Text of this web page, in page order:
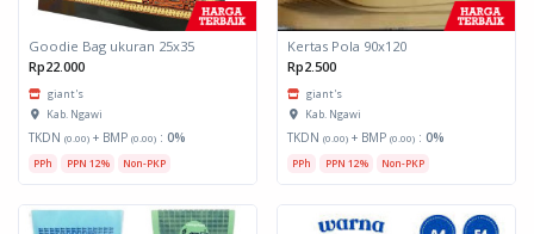
Goodie Bag ukuran 25x35
Rp22.000
giant's
Kab. Ngawi
TKDN (0.00) + BMP (0.00) : 0%
PPh PPN 12% Non-PKP
Kertas Pola 90x120
Rp2.500
giant's
Kab. Ngawi
TKDN (0.00) + BMP (0.00) : 0%
PPh PPN 12% Non-PKP